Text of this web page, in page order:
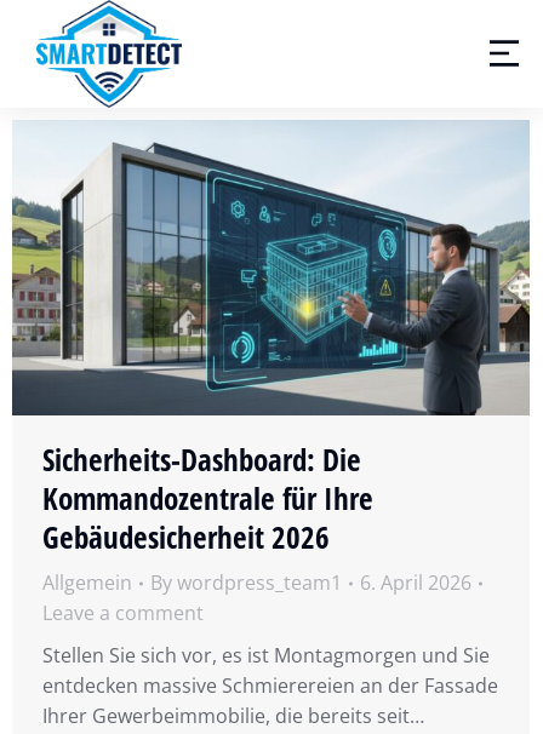
Sicherheits-Dashboard: Die
Kommandozentrale für Ihre
Gebäudesicherheit 2026
Allgemein Bywordpress_team1
6. April 2026
Leave a comment
Stellen Sie sich vor, es ist Montagmorgen und Sie
entdecken massive Schmierereien an der Fassade
Ihrer Gewerbeimmobilie, die bereits seit…